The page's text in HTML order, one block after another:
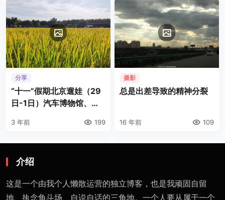
分享
“十一”假期北京遛娃（29
日-1日）汽车博物馆、三
3 年前 199
摄影
总是出差导致的精神分裂
16 年前 109
介绍
这是一个由我个人懒散运营的独立博客，也是我顽固自留
地、执念角斗场、自说自话的三角地。一个人要从属于一个